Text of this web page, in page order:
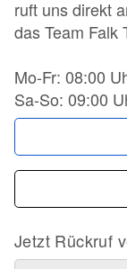
ruft uns direkt
das Team Falk
Mo-Fr: 08:00
Sa-So: 09:00
Jetzt Rückruf